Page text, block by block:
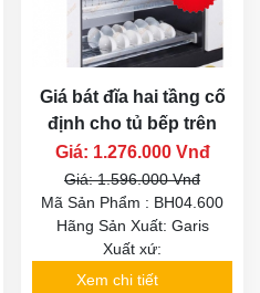
Giá bát đĩa hai tầng cố
định cho tủ bếp trên
Giá: 1.276.000 Vnđ
Giá: 1.596.000 Vnđ
Mã Sản Phẩm : BH04.600
Hãng Sản Xuất: Garis
Xuất xứ:
Xem chi tiết